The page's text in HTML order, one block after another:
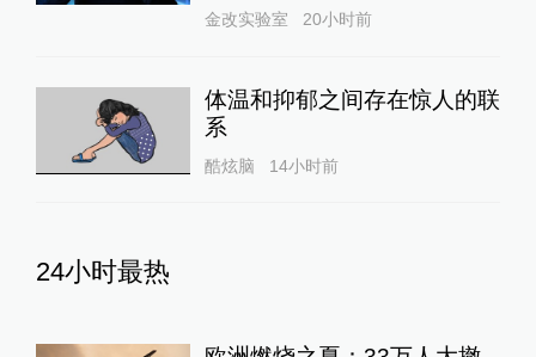
金改实验室 20小时前
体温和抑郁之间存在惊人的联
系
酷炫脑 14小时前
24小时最热